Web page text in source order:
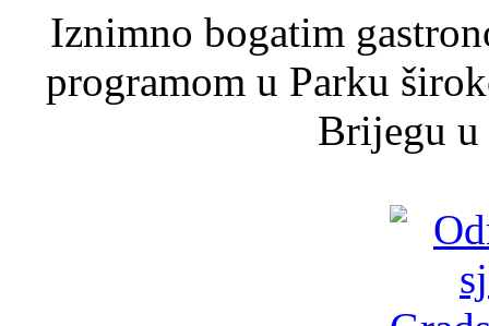
Iznimno bogatim
programom u Parku
Brijegu u